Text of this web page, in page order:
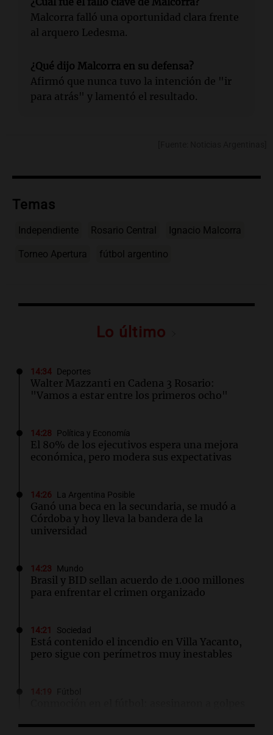
Malcorra falló una oportunidad clara frente
al arquero Ledesma.
¿Qué dijo Malcorra en su defensa?
Afirmó que nunca tuvo la intención de "ir
para atrás" y lamentó el resultado.
Temas
Independiente Rosario Central Ignacio Malcorra
Torneo Apertura fútbol argentino
Lo último
14:34 Deportes
Walter Mazzanti en Cadena 3 Rosario:
"Vamos a estar entre los primeros ocho"
14:28 Política y Economía
El 80% de los ejecutivos espera una mejora
económica, pero modera sus expectativas
14:26 La Argentina Posible
Ganó una beca en la secundaria, se mudó a
Córdoba y hoy lleva la bandera de la
universidad
14:23 Mundo
Brasil y BID sellan acuerdo de 1.000 millones
para enfrentar el crimen organizado
14:21 Sociedad
Está contenido el incendio en Villa Yacanto,
pero sigue con perímetros muy inestables
Uganda